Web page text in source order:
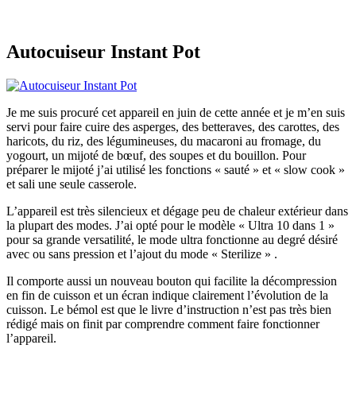
Autocuiseur Instant Pot
Je me suis procuré cet appareil en juin de cette année et je m’en suis
servi pour faire cuire des asperges, des betteraves, des carottes, des
haricots, du riz, des légumineuses, du macaroni au fromage, du
yogourt, un mijoté de bœuf, des soupes et du bouillon. Pour
préparer le mijoté j’ai utilisé les fonctions « sauté » et « slow cook »
et sali une seule casserole.
L’appareil est très silencieux et dégage peu de chaleur extérieur dans
la plupart des modes. J’ai opté pour le modèle « Ultra 10 dans 1 »
pour sa grande versatilité, le mode ultra fonctionne au degré désiré
avec ou sans pression et l’ajout du mode « Sterilize » .
Il comporte aussi un nouveau bouton qui facilite la décompression
en fin de cuisson et un écran indique clairement l’évolution de la
cuisson. Le bémol est que le livre d’instruction n’est pas très bien
rédigé mais on finit par comprendre comment faire fonctionner
l’appareil.